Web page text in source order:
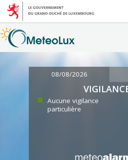
08/08/2026
Aucune vigilance
particulière